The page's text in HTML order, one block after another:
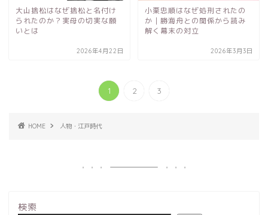
大山捨松はなぜ捨松と名付け
られたのか？実母の切実な願
いとは
2026年4月22日
小栗忠順はなぜ処刑されたの
か｜勝海舟との関係から読み
解く幕末の対立
2026年3月3日
1 2 3
HOME 人物・江戸時代
検索